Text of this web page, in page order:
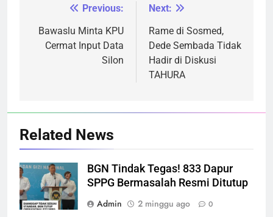
Navigasi
pos
Previous:
Bawaslu Minta KPU
Cermat Input Data
Silon
Next:
Rame di Sosmed,
Dede Sembada Tidak
Hadir di Diskusi
TAHURA
Related News
BGN Tindak Tegas! 833 Dapur
SPPG Bermasalah Resmi Ditutup
Admin
2 minggu ago 0